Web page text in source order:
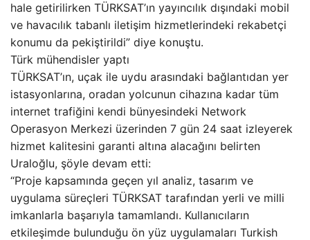
hale getirilirken TÜRKSAT’ın yayıncılık dışındaki mobil
ve havacılık tabanlı iletişim hizmetlerindeki rekabetçi
konumu da pekiştirildi” diye konuştu.
Türk mühendisler yaptı
TÜRKSAT’ın, uçak ile uydu arasındaki bağlantıdan yer
istasyonlarına, oradan yolcunun cihazına kadar tüm
internet trafiğini kendi bünyesindeki Network
Operasyon Merkezi üzerinden 7 gün 24 saat izleyerek
hizmet kalitesini garanti altına alacağını belirten
Uraloğlu, şöyle devam etti:
“Proje kapsamında geçen yıl analiz, tasarım ve
uygulama süreçleri TÜRKSAT tarafından yerli ve milli
imkanlarla başarıyla tamamlandı. Kullanıcıların
etkileşimde bulunduğu ön yüz uygulamaları Turkish